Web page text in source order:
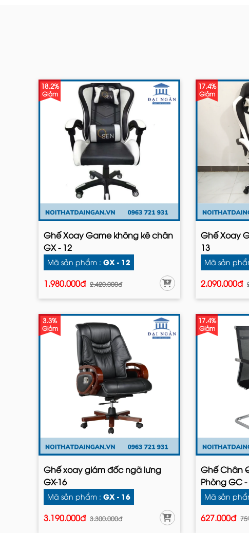
18.2%
Giảm
Ghế Xoay Game không kê chân
GX - 12
Mã sản phẩm : GX - 12
1.980.000đ 2.420.000đ
17.4%
Giảm
Ghế Xoay
13
Mã sản
2.090.000đ
3.3%
Giảm
Ghế xoay giám đốc ngã lưng
GX-16
Mã sản phẩm : GX - 16
3.190.000đ 3.300.000đ
17.4%
Giảm
Ghế Chân
Phòng GC -
Mã sản
627.000đ